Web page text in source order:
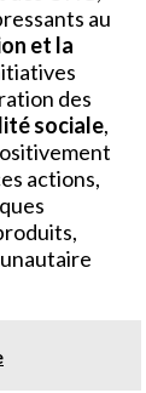
au
et la
des
sociale,
actions,